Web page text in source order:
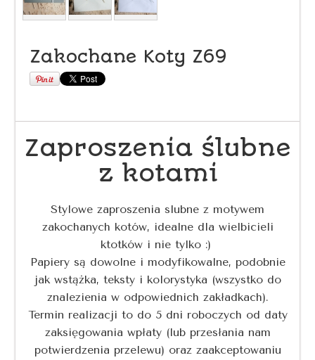
Zakochane Koty Z69
Zaproszenia ślubne
z kotami
Stylowe zaproszenia slubne z motywem
zakochanych kotów, idealne dla wielbicieli
ktotków i nie tylko :)
Papiery są dowolne i modyfikowalne, podobnie
jak wstążka, teksty i kolorystyka (wszystko do
znalezienia w odpowiednich zakładkach).
Termin realizacji to do 5 dni roboczych od daty
zaksięgowania wpłaty (lub przesłania nam
potwierdzenia przelewu) oraz zaakceptowaniu